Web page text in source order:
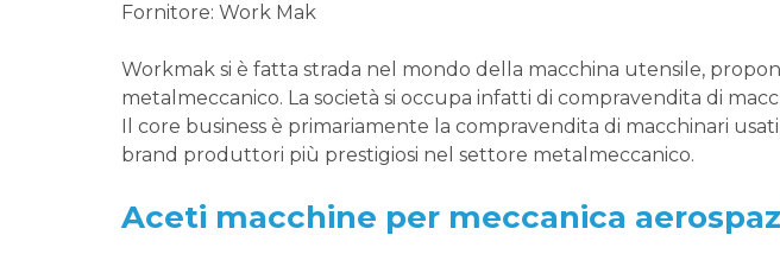
Fornitore: Work Mak
Workmak si è fatta strada nel mondo della macchina utensile,
metalmeccanico. La società si occupa infatti di compravendita di
Il core business è primariamente la compravendita di macchinari
brand produttori più prestigiosi nel settore metalmeccanico.
Aceti macchine per meccanica